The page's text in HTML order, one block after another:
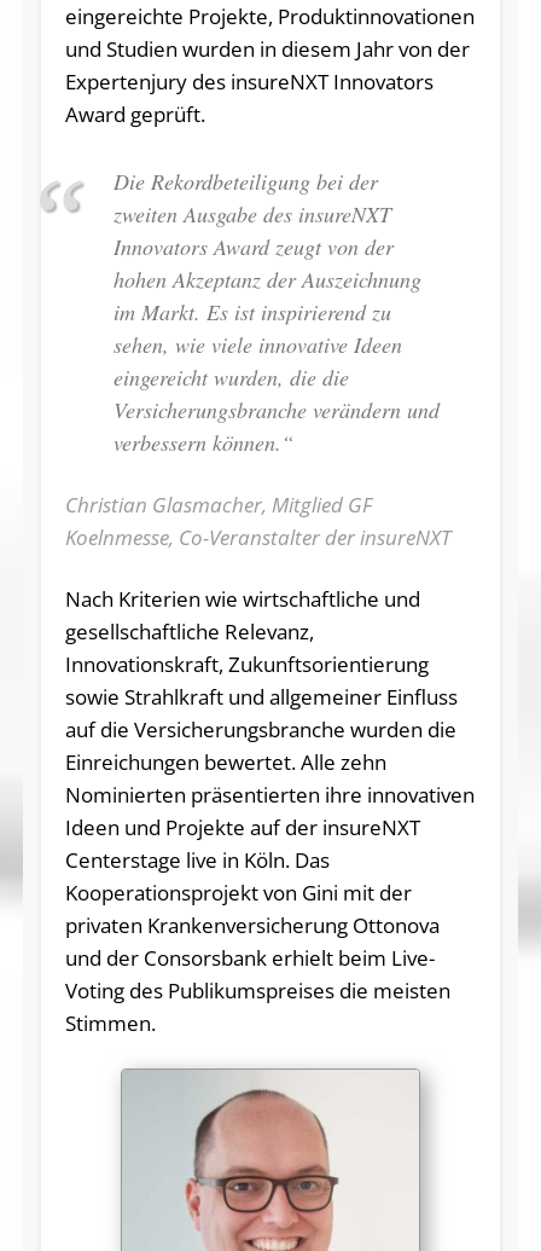
eingereichte Projekte, Produktinnovationen
und Studien wurden in diesem Jahr von der
Expertenjury des insureNXT Innovators
Award geprüft.
Die Rekordbeteiligung bei der
zweiten Ausgabe des insureNXT
Innovators Award zeugt von der
hohen Akzeptanz der Auszeichnung
im Markt. Es ist inspirierend zu
sehen, wie viele innovative Ideen
eingereicht wurden, die die
Versicherungsbranche verändern und
verbessern können.“
Christian Glasmacher, Mitglied GF
Koelnmesse, Co-Veranstalter der insureNXT
Nach Kriterien wie wirtschaftliche und
gesellschaftliche Relevanz,
Innovationskraft, Zukunftsorientierung
sowie Strahlkraft und allgemeiner Einfluss
auf die Versicherungsbranche wurden die
Einreichungen bewertet. Alle zehn
Nominierten präsentierten ihre innovativen
Ideen und Projekte auf der insureNXT
Centerstage live in Köln. Das
Kooperationsprojekt von Gini mit der
privaten Krankenversicherung Ottonova
und der Consorsbank erhielt beim Live-
Voting des Publikumspreises die meisten
Stimmen.